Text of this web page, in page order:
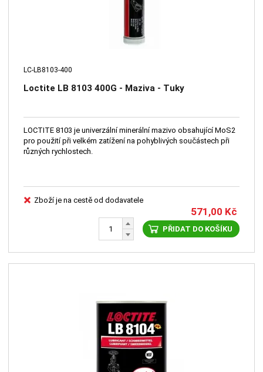
LC-LB8103-400
Loctite LB 8103 400G - Maziva - Tuky
LOCTITE 8103 je univerzální minerální mazivo obsahující MoS2
pro použití při velkém zatížení na pohyblivých součástech při
různých rychlostech.
Zboží je na cestě od dodavatele
571,00 Kč
PŘIDAT DO KOŠÍKU